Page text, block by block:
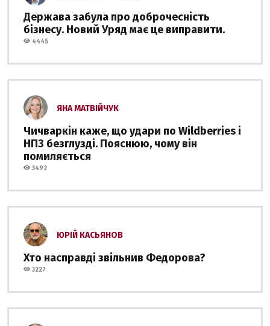
Держава забула про доброчесність
бізнесу. Новий Уряд має це виправити.
4445
ЯНА МАТВІЙЧУК
Чичваркін каже, що удари по Wildberries і
НПЗ безглузді. Пояснюю, чому він
помиляється
3492
ЮРІЙ КАСЬЯНОВ
Хто насправді звільнив Федорова?
3227